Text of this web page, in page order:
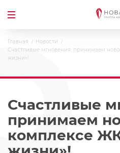
Главная
Новости
Счастливые мгновения: принимаем
жизни»!
Счастливые
принимаем
комплексе